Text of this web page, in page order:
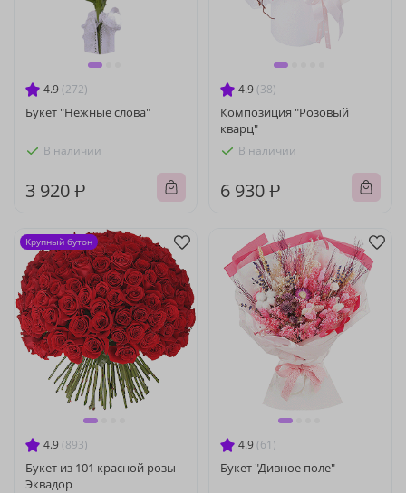
4.9 (272)
Букет "Нежные слова"
В наличии
3 920 ₽
4.9 (38)
Композиция "Розовый
кварц"
В наличии
6 930 ₽
4.9 (893)
Букет из 101 красной розы
Эквадор
Крупный бутон
4.9 (61)
Букет "Дивное поле"